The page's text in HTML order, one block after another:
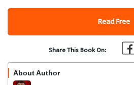
Read Free
Share This Book On:
About Author